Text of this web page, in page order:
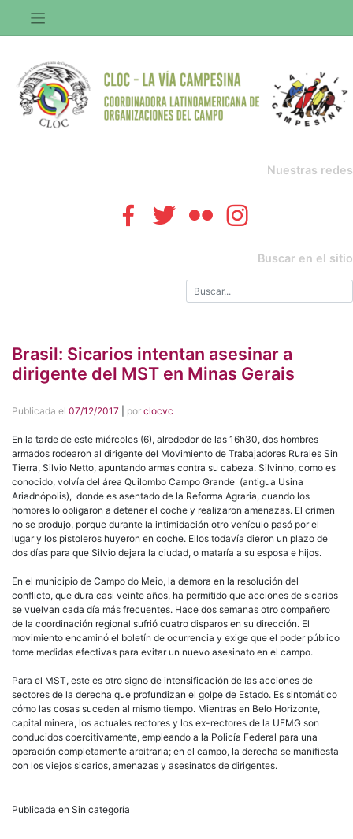
contenido
Nuestras redes
Buscar en el sitio
Brasil: Sicarios intentan asesinar a
dirigente del MST en Minas Gerais
Publicada el 07/12/2017 por clocvc
En la tarde de este miércoles (6), alrededor de las 16h30, dos hombres
armados rodearon al dirigente del Movimiento de Trabajadores Rurales Sin
Tierra, Silvio Netto, apuntando armas contra su cabeza. Silvinho, como es
conocido, volvía del área Quilombo Campo Grande (antigua Usina
Ariadnópolis), donde es asentado de la Reforma Agraria, cuando los
hombres lo obligaron a detener el coche y realizaron amenazas. El crimen
no se produjo, porque durante la intimidación otro vehículo pasó por el
lugar y los pistoleros huyeron en coche. Ellos todavía dieron un plazo de
dos días para que Silvio dejara la ciudad, o mataría a su esposa e hijos.
En el municipio de Campo do Meio, la demora en la resolución del
conflicto, que dura casi veinte años, ha permitido que acciones de sicarios
se vuelvan cada día más frecuentes. Hace dos semanas otro compañero
de la coordinación regional sufrió cuatro disparos en su dirección. El
movimiento encaminó el boletín de ocurrencia y exige que el poder público
tome medidas efectivas para evitar un nuevo asesinato en el campo.
Para el MST, este es otro signo de intensificación de las acciones de
sectores de la derecha que profundizan el golpe de Estado. Es sintomático
cómo las cosas suceden al mismo tiempo. Mientras en Belo Horizonte,
capital minera, los actuales rectores y los ex-rectores de la UFMG son
conducidos coercitivamente, empleando a la Policía Federal para una
operación completamente arbitraria; en el campo, la derecha se manifiesta
con los viejos sicarios, amenazas y asesinatos de dirigentes.
Publicada en Sin categoría